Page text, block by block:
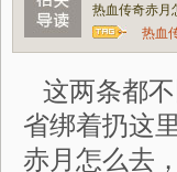
热血传奇赤
热血
这两条都
省绑着扔这
赤月怎么去